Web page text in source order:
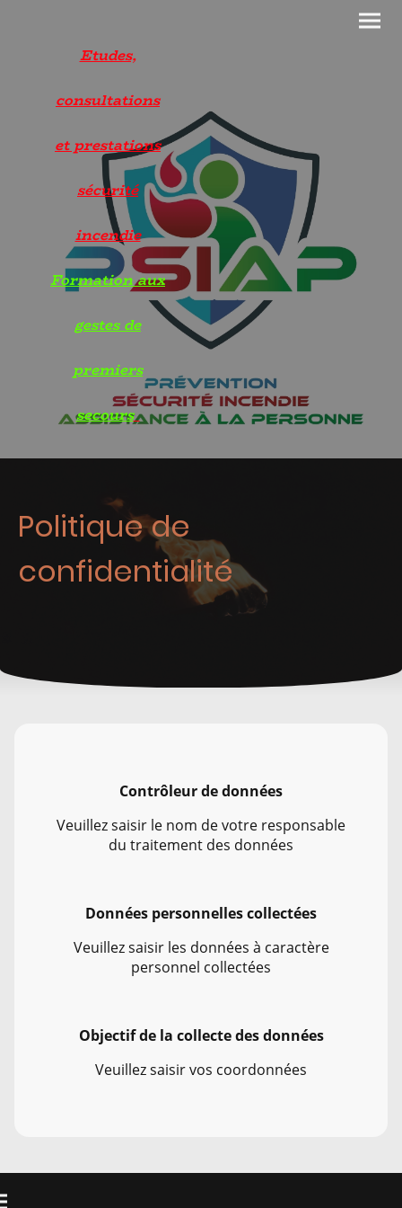
Etudes,
consultations
et prestations
sécurité
incendie
Formation aux
gestes de
premiers
secours
Politique de
confidentialité
Contrôleur de données
Veuillez saisir le nom de votre responsable
du traitement des données
Données personnelles collectées
Veuillez saisir les données à caractère
personnel collectées
Objectif de la collecte des données
Veuillez saisir vos coordonnées